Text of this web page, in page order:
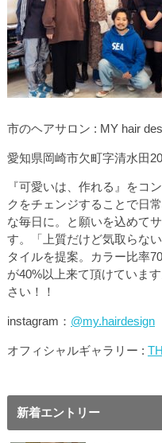
市のヘアサロン : MY hair
愛知県岡崎市欠町字清水田
『可愛いは、作れる』をコ
クをチェンジすることで日
な毎日に。と願いを込めて
す。「上質だけど気取らな
タイルを提案。カラー比率
が40%以上来て頂けていま
さい！！
instagram： @my.hairdesign
オフィシャルギャラリー :
新着エントリー